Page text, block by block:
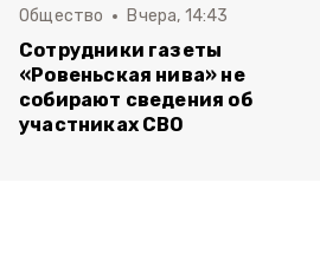
Общество Вчера, 14:43
Сотрудники газеты
«Ровеньская нива» не
собирают сведения об
участниках СВО